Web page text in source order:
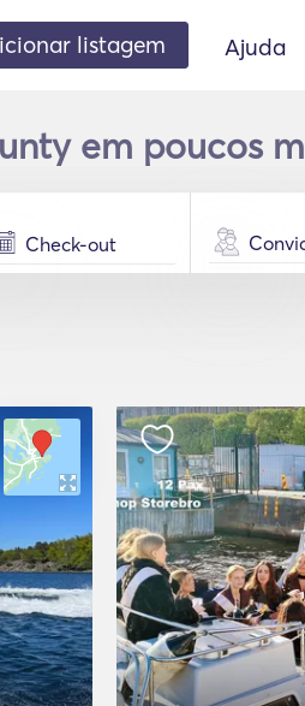
listagem Ajuda
em poucos